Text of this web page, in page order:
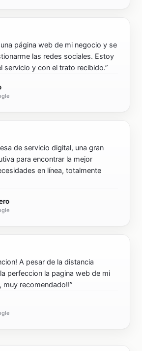
página web de mi negocio y se
las redes sociales. Estoy
servicio y con el trato recibido.”
de servicio digital, una gran
para encontrar la mejor
en línea, totalmente
A pesar de la distancia
perfeccion la pagina web de mi
muy recomendado!!”